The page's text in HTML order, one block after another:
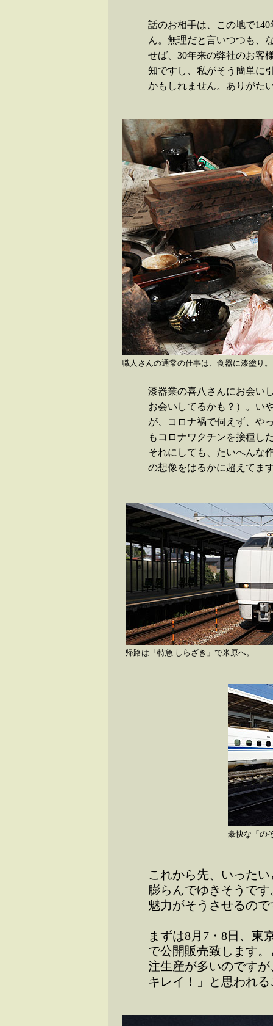
話のお相手は、この地で
ん。無理だと言いつつも、
せば、30年来の弊社のお客
知ですし、私がそう簡単に
かもしれません。ありがた
職人さんの通常の仕事は、食器に漆塗り
漆器業の喜八さんにお会い
お会いしてるかも？）。い
が、コロナ禍で伺えず、や
もコロナワクチンを接種し
それにしても、たいへんな
の想像をはるかに超えてま
帰路は「特急 しらざき」で米原へ。
豪快な「の
これから先、いった
膨らんでゆきそうで
魅力がそうさせるので
まずは8月7・8日、東
で公開販売致します
注生産が多いのです
キレイ！」と思われ